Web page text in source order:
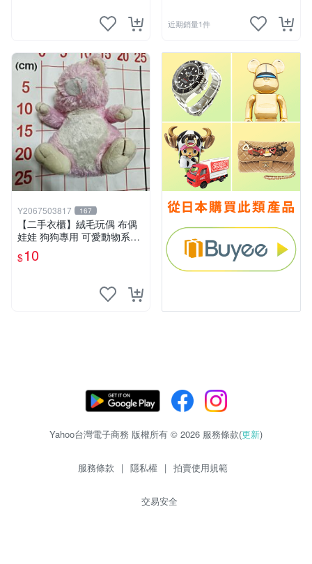
近期銷量1件
Y2067503817 167
【二手衣櫃】絨毛玩偶 布偶
娃娃 狗狗專用 可愛動物系列
耐咬耐磨玩具 玩偶 粉紅熊寵
物玩具 1120929
$10
Yahoo台灣電子商務 版權所有 © 2026 服務條款(更新)
服務條款 | 隱私權 | 拍賣使用規範
交易安全